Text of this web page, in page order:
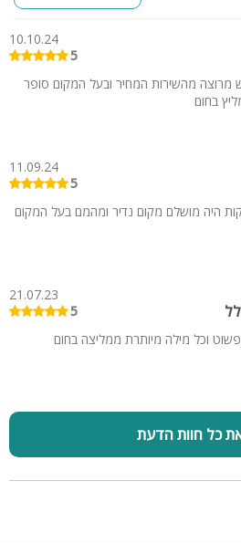
10.10.24
5
מרוצה מהשירות המחיר ובעל המקום סופר
בחום
11.09.24
5
היה מושלם מקום נדיר ומהמם בעל המקום
21.07.23
5
וכל מילה מיותרת ממליצה בחום
כל חוות הדעת